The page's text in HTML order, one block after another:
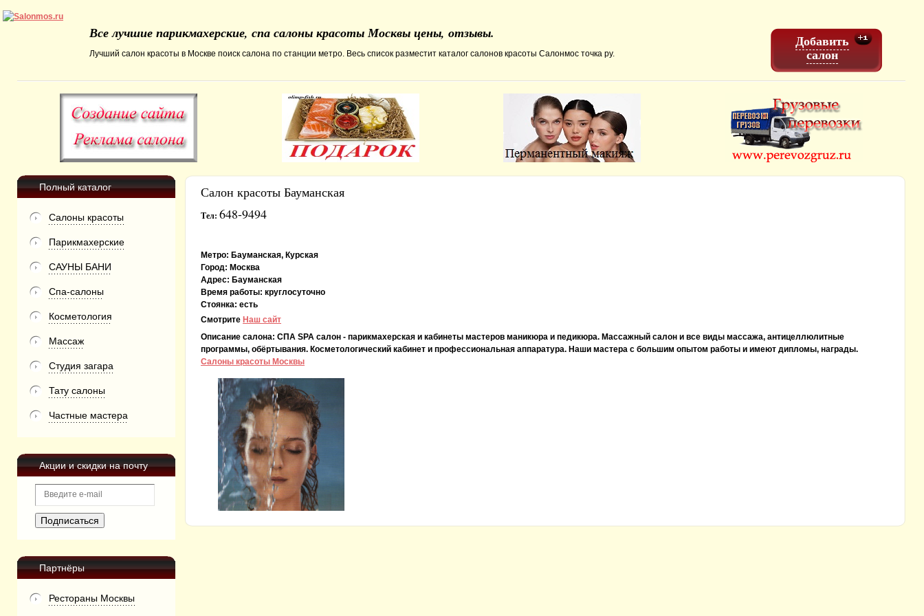
Добавить
салон
Все лучшие парикмахерские, спа салоны красоты Москвы цены, отзывы.
Лучший салон красоты в Москве поиск салона по станции метро. Весь список разместит каталог салонов красоты Салонмос точка ру.
Полный каталог
Салоны красоты
Парикмахерские
САУНЫ БАНИ
Спа-салоны
Косметология
Массаж
Студия загара
Тату салоны
Частные мастера
Акции и скидки на почту
Партнёры
Рестораны Москвы
Салон красоты Бауманская
Тел: 648-9494
Метро: Бауманская, Курская
Город: Москва
Адрес: Бауманская
Время работы: круглосуточно
Стоянка: есть
Смотрите Наш сайт
Описание салона: СПА SPA салон - парикмахерская и кабинеты мастеров маникюра и педикюра. Массажный салон и все виды массажа, антицеллюлитные
программы, обёртывания. Косметологический кабинет и профессиональная аппаратура. Наши мастера с большим опытом работы и имеют дипломы, награды.
Салоны красоты Москвы